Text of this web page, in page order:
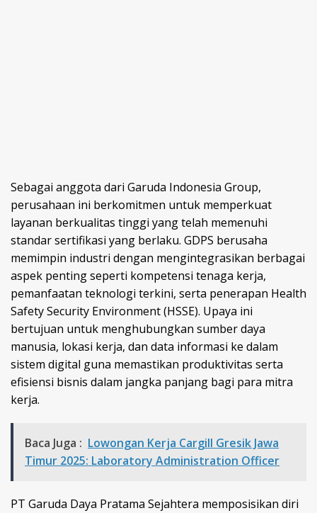
Sebagai anggota dari Garuda Indonesia Group,
perusahaan ini berkomitmen untuk memperkuat
layanan berkualitas tinggi yang telah memenuhi
standar sertifikasi yang berlaku. GDPS berusaha
memimpin industri dengan mengintegrasikan berbagai
aspek penting seperti kompetensi tenaga kerja,
pemanfaatan teknologi terkini, serta penerapan Health
Safety Security Environment (HSSE). Upaya ini
bertujuan untuk menghubungkan sumber daya
manusia, lokasi kerja, dan data informasi ke dalam
sistem digital guna memastikan produktivitas serta
efisiensi bisnis dalam jangka panjang bagi para mitra
kerja.
Baca Juga : Lowongan Kerja Cargill Gresik Jawa
Timur 2025: Laboratory Administration Officer
PT Garuda Daya Pratama Sejahtera memposisikan diri